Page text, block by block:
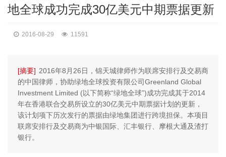
地全球成功完成30亿美元中期票据更新
2016-08-29 11591
[摘要] 2016年8月26日，锦天城律师作为联席安排行及交易商
的中国律师，协助绿地全球投资有限公司Greenland Global
Investment Limited (以下简称“绿地全球”)成功完成其于2014
年在香港联合交易所设立的30亿美元中期票据计划的更新，
该计划项下历次发行的票据由绿地集团进行跨境担保。本项目
联席安排行及交易商为中银国际、汇丰银行、摩根大通及渣打
银行。